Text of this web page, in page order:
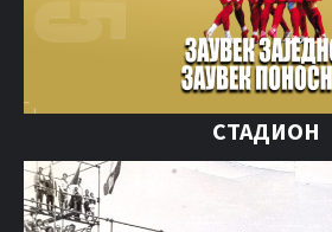
СТАДИОН